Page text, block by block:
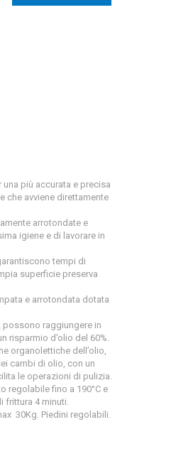
più accurata e precisa
che avviene direttamente
arrotondate e
igiene e di lavorare in
tempi di
superficie preserva
e arrotondata dotata
possono raggiungere in
risparmio d’olio del 60%.
organolettiche dell’olio,
cambi di olio, con un
le operazioni di pulizia.
regolabile fino a 190°C e
frittura 4 minuti.
30Kg. Piedini regolabili.